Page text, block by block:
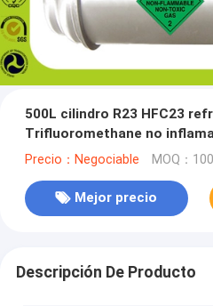
500L cilindro R23 HFC23
Trifluoromethane no
Precio：Negociable MOQ：
Mejor precio
Descripción De Producto